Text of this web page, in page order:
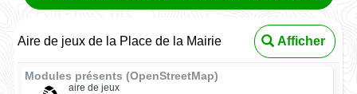
Aire de jeux de la Place de la Mairie Afficher
Modules présents (OpenStreetMap)
aire de jeux